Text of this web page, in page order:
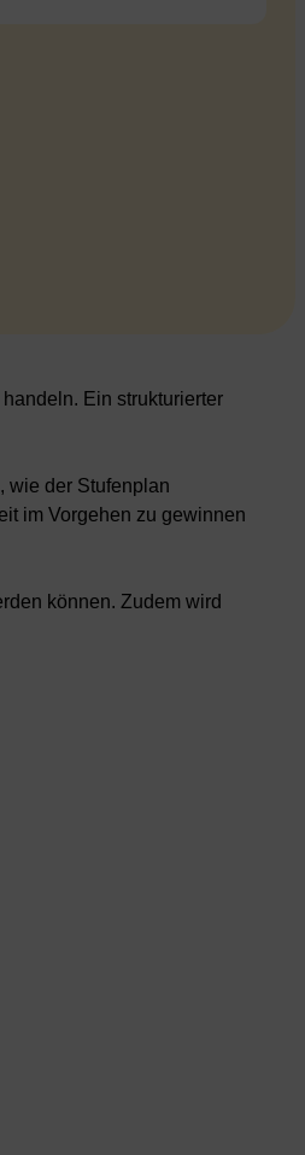
Ein strukturierter
wie der Stufenplan
im Vorgehen zu gewinnen
können. Zudem wird